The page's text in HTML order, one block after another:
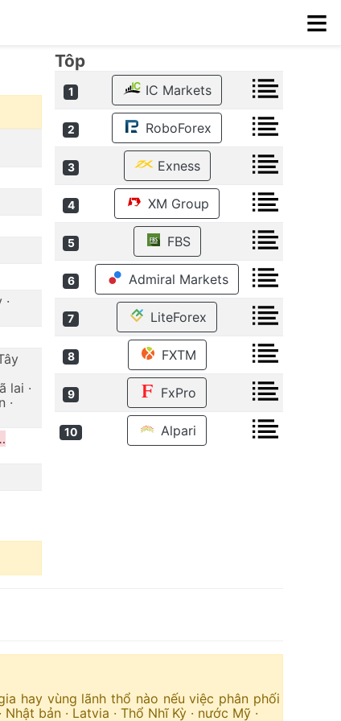
≡
lai ·
·
Tôp
1 IC Markets
2 RoboForex
3 Exness
4 XM Group
5 FBS
6 Admiral Markets
7 LiteForex
8 FXTM
9 FxPro
10 Alpari
hay vùng lãnh thổ nào nếu việc phân phối
bản · Latvia · Thổ Nhĩ Kỳ · nước Mỹ ·